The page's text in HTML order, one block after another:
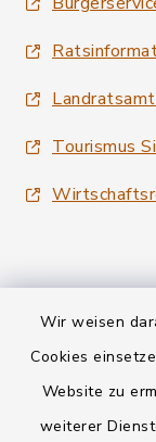
Wir weisen
Cookies
Website zu
weiterer
Tourismus